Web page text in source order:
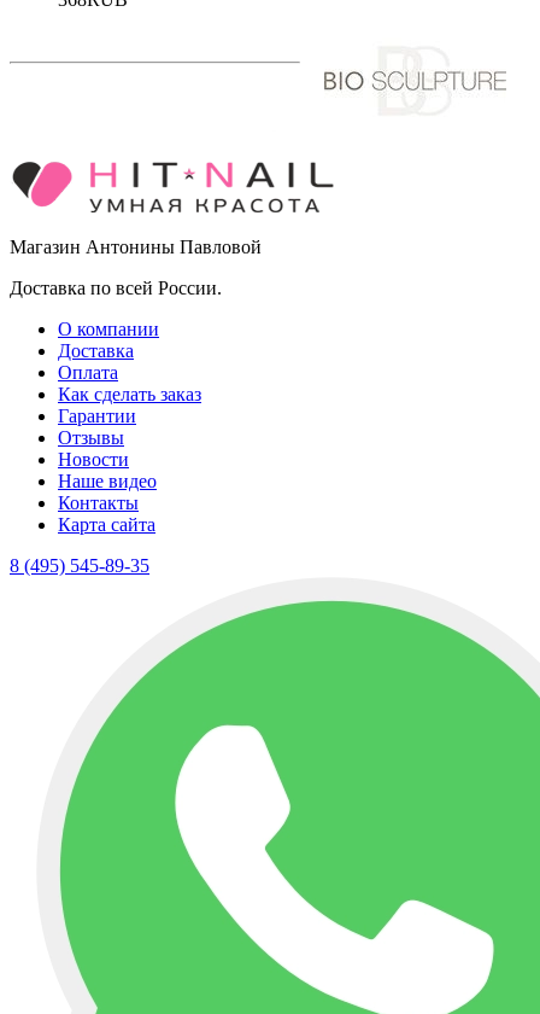
Магазин Антонины Павловой
Доставка по всей России.
О компании
Доставка
Оплата
Как сделать заказ
Гарантии
Отзывы
Новости
Наше видео
Контакты
Карта сайта
8 (495) 545-89-35